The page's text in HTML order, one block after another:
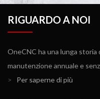
RIGUARDO A NOI
OneCNC ha una lunga storia
manutenzione annuale e
>
Per saperne di più